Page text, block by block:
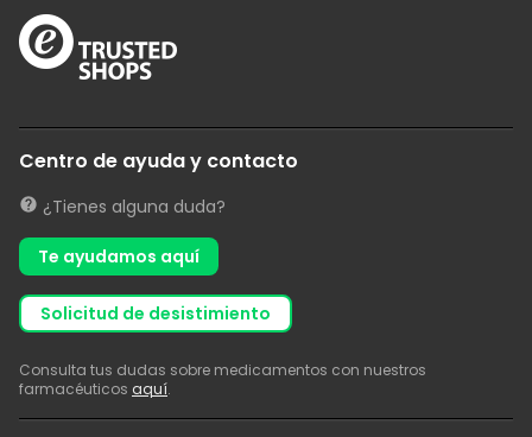
Centro de ayuda y contacto
¿Tienes alguna duda?
Te ayudamos aquí
solicitud de desistimiento
Consulta tus dudas sobre medicamentos con nuestros
farmacéuticos aquí.